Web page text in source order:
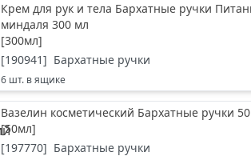
Крем для рук и тела Бархатные ручки
миндаля 300 мл
[300мл]
[190941] Бархатные ручки
6 шт. в ящике
Вазелин косметический Бархатные ручки
[50мл]
[197770] Бархатные ручки